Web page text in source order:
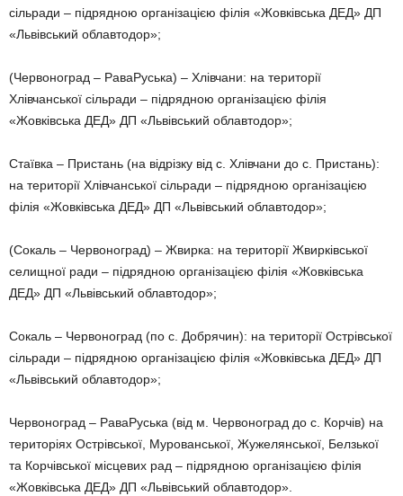
сільради – підрядною організацією філія «Жовківська ДЕД» ДП
«Львівський облавтодор»;
(Червоноград – РаваРуська) – Хлівчани: на території
Хлівчанської сільради – підрядною організацією філія
«Жовківська ДЕД» ДП «Львівський облавтодор»;
Стаївка – Пристань (на відрізку від с. Хлівчани до с. Пристань):
на території Хлівчанської сільради – підрядною організацією
філія «Жовківська ДЕД» ДП «Львівський облавтодор»;
(Сокаль – Червоноград) – Жвирка: на території Жвирківської
селищної ради – підрядною організацією філія «Жовківська
ДЕД» ДП «Львівський облавтодор»;
Сокаль – Червоноград (по с. Добрячин): на території Острівської
сільради – підрядною організацією філія «Жовківська ДЕД» ДП
«Львівський облавтодор»;
Червоноград – РаваРуська (від м. Червоноград до с. Корчів) на
територіях Острівської, Мурованської, Жужелянської, Белзької
та Корчівської місцевих рад – підрядною організацією філія
«Жовківська ДЕД» ДП «Львівський облавтодор».